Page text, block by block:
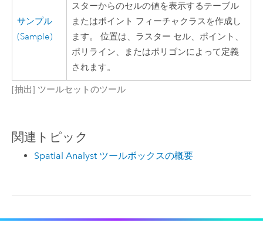
サンプル
(Sample)
スターからのセルの値を表示するテーブル
またはポイント フィーチャクラスを作成し
ます。 位置は、ラスター セル、ポイント、
ポリライン、またはポリゴンによって定義
されます。
[抽出] ツールセットのツール
関連トピック
Spatial Analyst ツールボックスの概要